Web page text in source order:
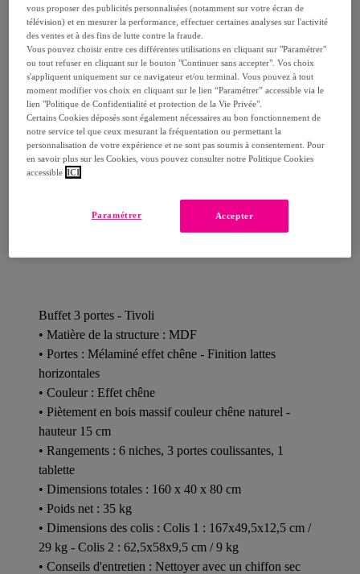
Livraison
Livraison à partir de49,99 €
Livraison estimée: entre le14/08et le17/08
Comment ça marche ?
Détails sur votre produit
Buffet 3 portes - Tivoli
• Matière de la structure : MDF
• Portes : Mélaminé effet chêne - Finition lattes
horizontales
• Couleur : Effet chêne
• Piètement en bois massif couleur chêne naturel -
hauteur 15 cm
• Rangements : 6 niches, 3 portes coulissantes, 1
tablette
• Dimensions totales : 160 x 40 x 80 cm
• Poids net : 35 kg
• Dimensions des colis : Colis 1 : 167x49,5x12,5 cm /
29 kg - Colis 2 : 62,5x58x9,5 cm / 9 kg
• Conseils d'entretien : Nettoyer avec un chiffon sec
vous proposer des publicités personnalisées (notamment sur votre écran de
télévision) et en mesurer la performance, effectuer certaines analyses sur l'activité
des ventes et à des fins de lutte contre la fraude.
Vous pouvez choisir entre ces différentes utilisations en cliquant sur "Paramétrer"
ou tout refuser en cliquant sur le bouton "Continuer sans accepter". Vos choix
s'appliquent uniquement sur ce navigateur et/ou terminal. Vous pouvez à tout
moment modifier vos choix en cliquant sur le lien “Paramétrer” accessible via le
lien "Politique de Confidentialité et protection de la Vie Privée".
Certains Cookies déposés sont également nécessaires au bon fonctionnement de
notre service tel que ceux mesurant la fréquentation ou permettant la
personnalisation de votre expérience et ne sont pas soumis à consentement. Pour
en savoir plus sur les Cookies, vous pouvez consulter notre Politique Cookies
accessible ICI
Accepter
Paramétrer